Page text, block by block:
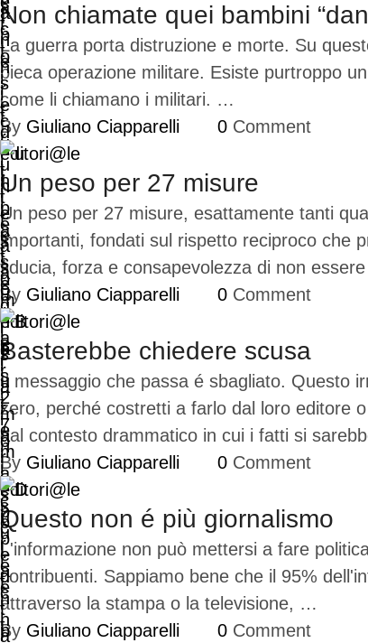
Non chiamate quei bambini
La guerra porta distruzione e morte. Su
bieca operazione militare. Esiste purtroppo
come li chiamano i militari. …
By Giuliano Ciapparelli 0 Comment
editori@le
Un peso per 27 misure
Un peso per 27 misure, esattamente tanti
importanti, fondati sul rispetto reciproco che
fiducia, forza e consapevolezza di non
By Giuliano Ciapparelli 0 Comment
editori@le
Basterebbe chiedere scusa
Il messaggio che passa é sbagliato. Questo
zero, perché costretti a farlo dal loro editore
dal contesto drammatico in cui i fatti si
By Giuliano Ciapparelli 0 Comment
editori@le
Questo non é più giornalismo
L'informazione non può mettersi a fare
contribuenti. Sappiamo bene che il 95%
attraverso la stampa o la televisione, …
By Giuliano Ciapparelli 0 Comment